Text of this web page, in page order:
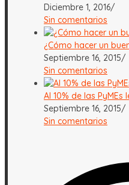
Diciembre 1, 2016/
Sin comentarios
¿Cómo hacer un
Septiembre 16, 2015/
Sin comentarios
Al 10% de las
Septiembre 16, 2015/
Sin comentarios